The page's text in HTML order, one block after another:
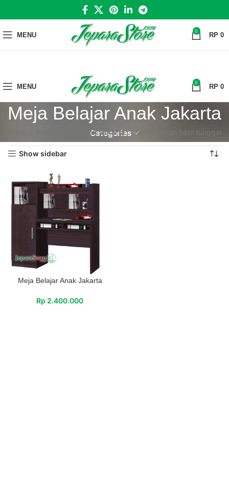
MENU 0 RP 0
MENU 0 RP 0
Meja Belajar Anak Jakarta
Categories
Meja Belajar Anak Jakarta Menampilkan hasil tunggal
Show sidebar
Meja Belajar Anak Jakarta
Rp 2.400.000